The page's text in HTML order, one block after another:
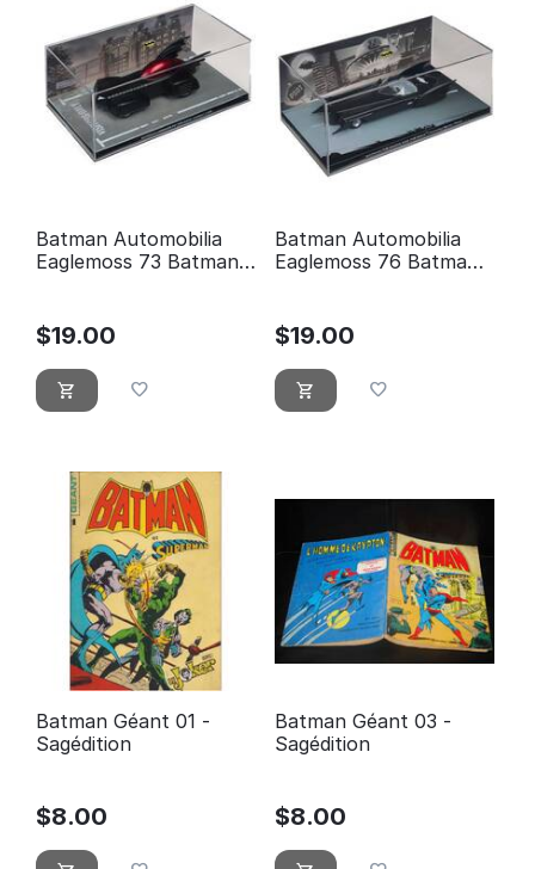
Batman Automobilia
Eaglemoss 73 Batman:
$19.00
Batman Automobilia
Eaglemoss 76 Batman
$19.00
Batman Géant 01 -
Sagédition
$8.00
Batman Géant 03 -
Sagédition
$8.00